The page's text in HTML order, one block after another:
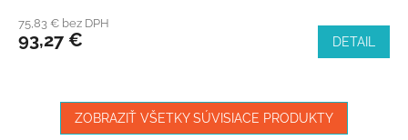
75,83 € bez DPH
93,27 € DETAIL
ZOBRAZIŤ VŠETKY SÚVISIACE PRODUKTY